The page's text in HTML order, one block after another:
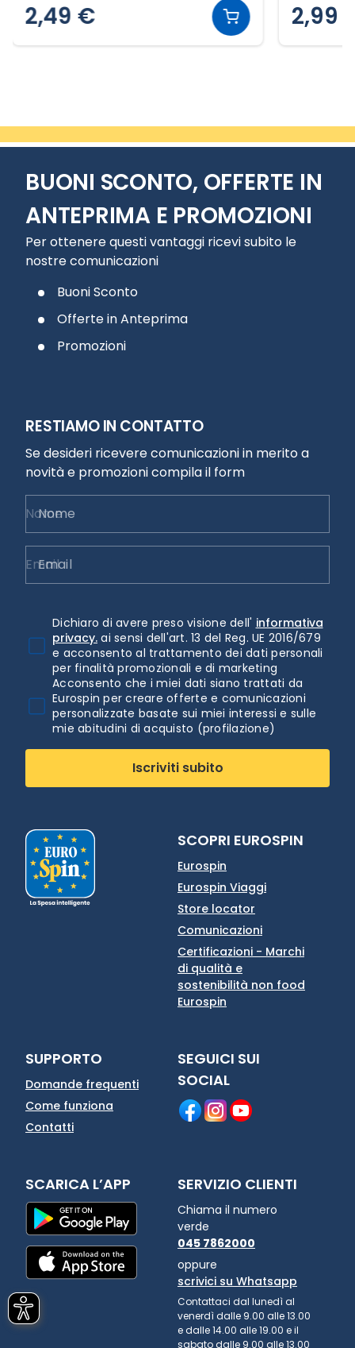
2,49 € 2,99
BUONI SCONTO, OFFERTE IN
ANTEPRIMA E PROMOZIONI
Per ottenere questi vantaggi ricevi subito le
nostre comunicazioni
Buoni Sconto
Offerte in Anteprima
Promozioni
RESTIAMO IN CONTATTO
Se desideri ricevere comunicazioni in merito a
novità e promozioni compila il form
Nome
Email
Dichiaro di avere preso visione dell' informativa
privacy. ai sensi dell'art. 13 del Reg. UE 2016/679
e acconsento al trattamento dei dati personali
per finalità promozionali e di marketing
Acconsento che i miei dati siano trattati da
Eurospin per creare offerte e comunicazioni
personalizzate basate sui miei interessi e sulle
mie abitudini di acquisto (profilazione)
Iscriviti subito
SCOPRI EUROSPIN
Eurospin
Eurospin Viaggi
Store locator
Comunicazioni
Certificazioni - Marchi
di qualità e
sostenibilità non food
Eurospin
SUPPORTO
Domande frequenti
Come funziona
Contatti
SEGUICI SUI
SOCIAL
SCARICA L’APP SERVIZIO CLIENTI
Chiama il numero
verde
045 7862000
oppure
scrivici su Whatsapp
Contattaci dal lunedì al
venerdì dalle 9.00 alle 13.00
e dalle 14.00 alle 19.00 e il
sabato dalle 9.00 alle 13.00